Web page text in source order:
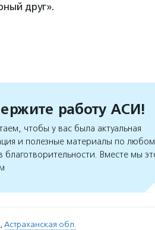
друг».
работу АСИ!
чтобы у вас была актуальная
и полезные материалы по
благотворительности. Вместе мы
, Астраханская обл.